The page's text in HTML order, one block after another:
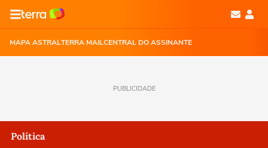
MAPA ASTRALTERRA MAILCENTRAL DO ASSINANTE
PUBLICIDADE
Política